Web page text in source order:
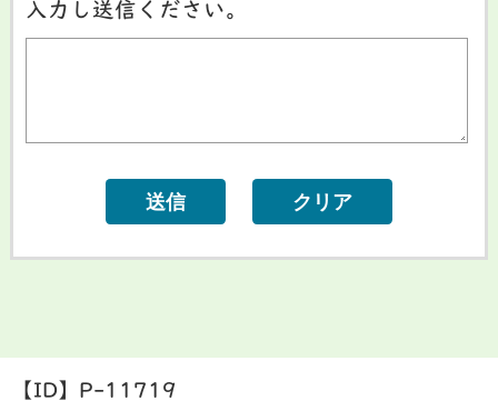
入力し送信ください。
【ID】 P-11719